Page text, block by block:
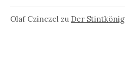
Olaf Czinczel zu Der Stintkönig